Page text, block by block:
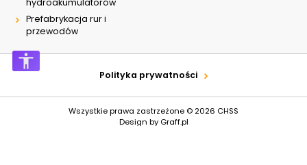
Prefabrykacja rur i
przewodów
Polityka prywatności
Wszystkie prawa zastrzeżone © 2026 CHSS
Design by Graff.pl